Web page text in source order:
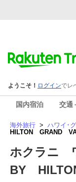
国内宿泊 交通
海外旅行 > ハワイ･
HILTON GRAND
ホクラニ
BY